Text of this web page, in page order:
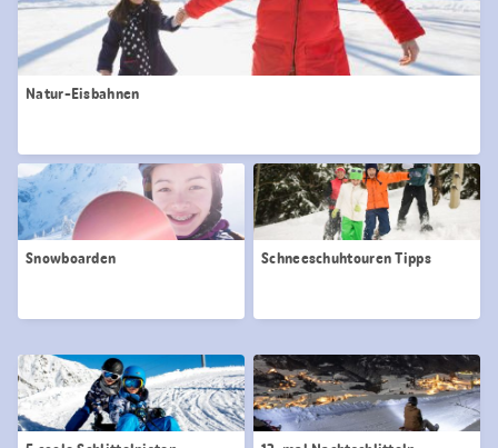
Natur-Eisbahnen
Snowboarden Schneeschuhtouren Tipps